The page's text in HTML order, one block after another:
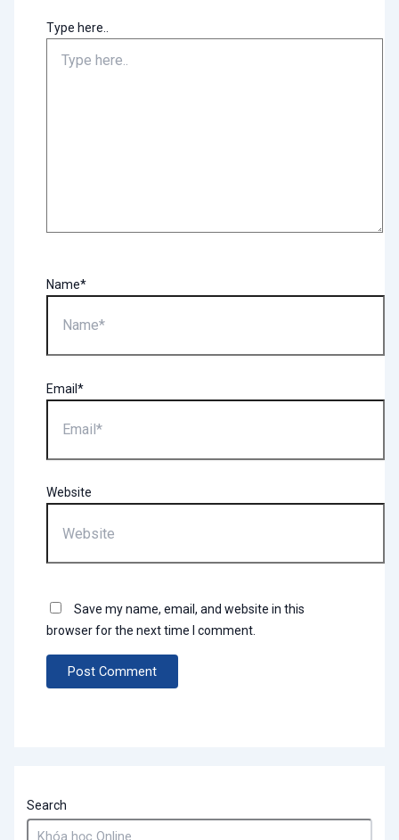
Type here..
Name*
Email*
Website
Save my name, email, and website in this
browser for the next time I comment.
Search